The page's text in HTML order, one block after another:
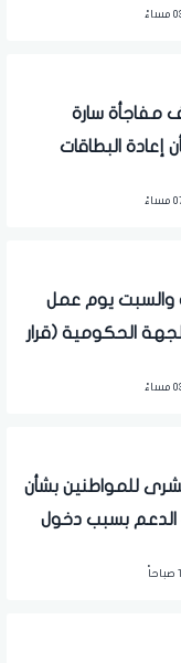
مفاجأة سارة
إعادة البطاقات
والسبت يوم عمل
الحكومية (قرار
للمواطنين بشأن
الدعم بسبب دخول